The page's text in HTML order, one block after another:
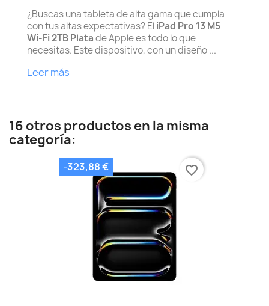
¿Buscas una tableta de alta gama que cumpla
con tus altas expectativas? EliPad Pro 13 M5
Wi‑Fi 2TB Platade Apple es todo lo que
necesitas. Este dispositivo, con un diseño ...
Leer más
16 otros productos en la misma
categoría:
-323,88 € favorite_border